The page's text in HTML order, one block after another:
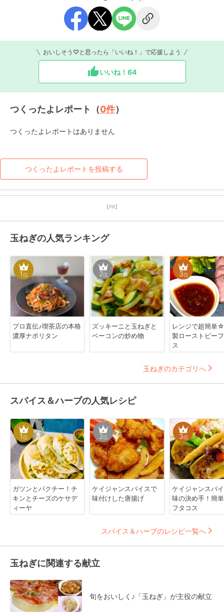
おいしそう♡と思ったら「いいね！」で応援しよう
いいね！ 64
つくったよレポート（0件）
つくったよレポートはありません
つくったよレポートを投稿する
【PR】
玉ねぎの人気ランキング
1位
プロ直伝♪喫茶店の本格
濃厚ナポリタン
2位
ズッキーニと玉ねぎと
ベーコンの炒め物
3位
レンジで超簡単
製ローストビー
ス
玉ねぎのカテゴリへ
スパイス＆ハーブの人気レシピ
1位
ガツンとパクチー！チ
キンとチーズのケサデ
ィーヤ
2位
ケイジャンスパイスで
味付けした唐揚げ
3位
ケイジャンスパ
味の決め手！簡
フタコス
スパイス＆ハーブのレシピ一覧へ
玉ねぎに関連する献立
旬をおいしく♪「玉ねぎ」が主役の献立